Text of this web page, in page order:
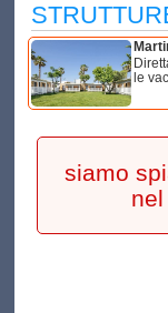
le
siamo